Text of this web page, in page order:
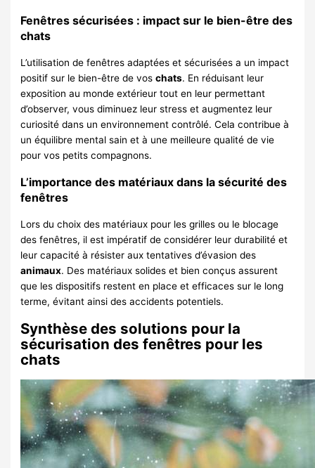
Fenêtres sécurisées : impact sur le bien-être des
chats
L’utilisation de fenêtres adaptées et sécurisées a un impact
positif sur le bien-être de voschats. En réduisant leur
exposition au monde extérieur tout en leur permettant
d’observer, vous diminuez leur stress et augmentez leur
curiosité dans un environnement contrôlé. Cela contribue à
un équilibre mental sain et à une meilleure qualité de vie
pour vos petits compagnons.
L’importance des matériaux dans la sécurité des
fenêtres
Lors du choix des matériaux pour les grilles ou le blocage
des fenêtres, il est impératif de considérer leur durabilité et
leur capacité à résister aux tentatives d’évasion des
animaux. Des matériaux solides et bien conçus assurent
que les dispositifs restent en place et efficaces sur le long
terme, évitant ainsi des accidents potentiels.
Synthèse des solutions pour la
sécurisation des fenêtres pour les
chats